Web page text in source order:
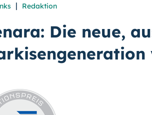
| Redaktion
Die neue,